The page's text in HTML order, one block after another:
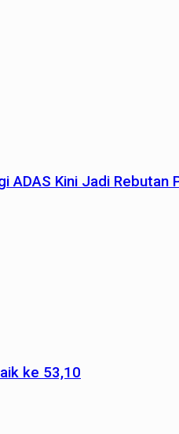
ADAS Kini Jadi Rebutan
ke 53,10